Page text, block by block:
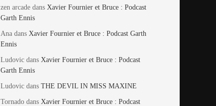
zen arcade dansXavier Fournier et Bruce : Podcast
Garth Ennis
Ana dansXavier Fournier et Bruce : Podcast Garth
Ennis
Ludovic dansXavier Fournier et Bruce : Podcast
Garth Ennis
Ludovic dansTHE DEVIL IN MISS MAXINE
Tornado dansXavier Fournier et Bruce : Podcast